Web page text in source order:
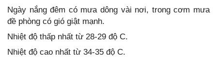
Ngày nắng đêm có mưa dông vài nơi, trong cơm mưa
đề phòng có gió giật mạnh.
Nhiệt độ thấp nhất từ 28-29 độ C.
Nhiệt độ cao nhất từ 34-35 độ C.